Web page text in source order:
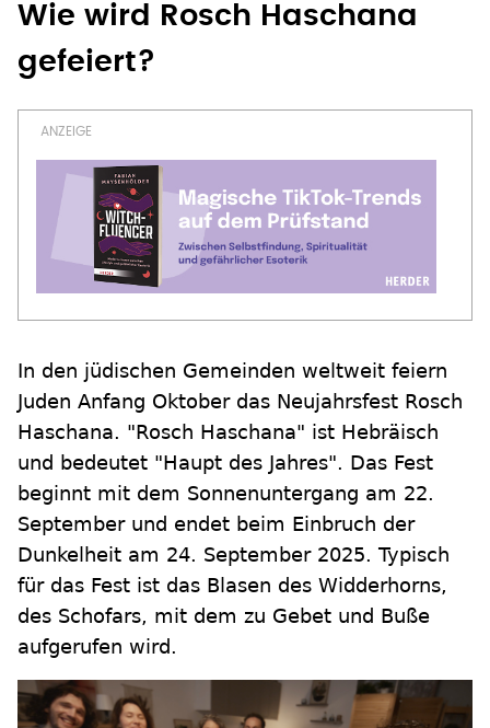
Wie wird Rosch Haschana
gefeiert?
In den jüdischen Gemeinden weltweit feiern
Juden Anfang Oktober das Neujahrsfest Rosch
Haschana. "Rosch Haschana" ist Hebräisch
und bedeutet "Haupt des Jahres". Das Fest
beginnt mit dem Sonnenuntergang am 22.
September und endet beim Einbruch der
Dunkelheit am 24. September 2025. Typisch
für das Fest ist das Blasen des Widderhorns,
des Schofars, mit dem zu Gebet und Buße
aufgerufen wird.